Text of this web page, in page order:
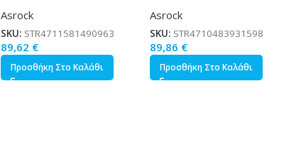
με AMD AM5 Socket 90-
MXBSX0-A0UAYZ
Asrock
SKU: STR4711581490963
89,62 €
Προσθήκη Στο Καλάθι
με AMD AM4 Socket 90-
MXBDK0-A0UAYZ
Asrock
SKU: STR4710483931598
89,86 €
Προσθήκη Στο Καλάθι